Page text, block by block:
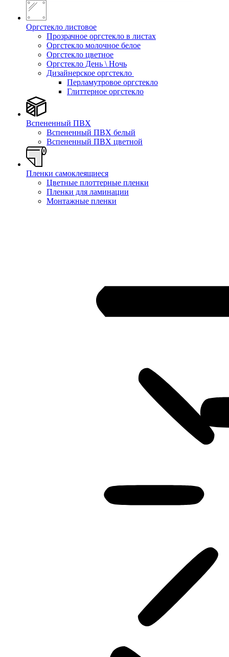
Оргстекло листовое
Прозрачное оргстекло в листах
Оргстекло молочное белое
Оргстекло цветное
Оргстекло День \ Ночь
Дизайнерское оргстекло
Перламутровое оргстекло
Глиттерное оргстекло
Вспененный ПВХ
Вспененный ПВХ белый
Вспененный ПВХ цветной
Пленки самоклеящиеся
Цветные плоттерные пленки
Пленки для ламинации
Монтажные пленки